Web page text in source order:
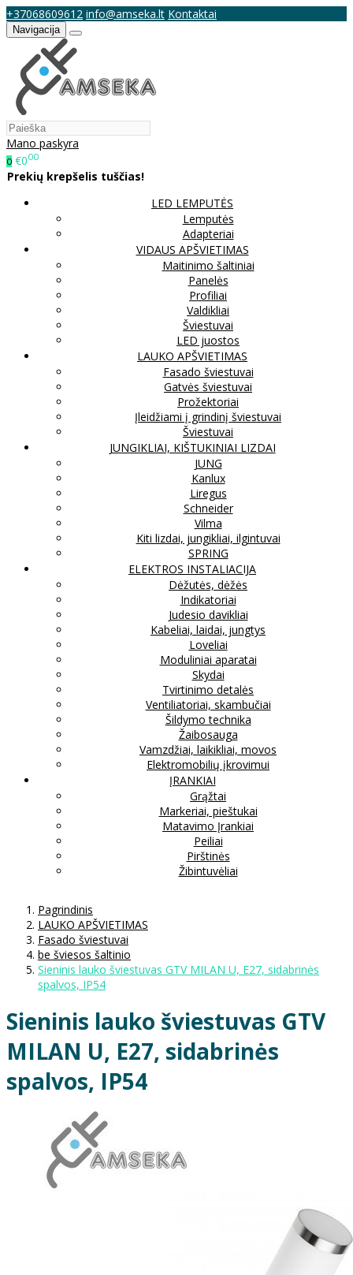
+37068609612 info@amseka.lt Kontaktai
Navigacija
Mano paskyra
0 €000
Prekių krepšelis tuščias!
LED LEMPUTĖS
Lemputės
Adapteriai
VIDAUS APŠVIETIMAS
Maitinimo šaltiniai
Panelės
Profiliai
Valdikliai
Šviestuvai
LED juostos
LAUKO APŠVIETIMAS
Fasado šviestuvai
Gatvės šviestuvai
Prožektoriai
Įleidžiami į grindinį šviestuvai
Šviestuvai
JUNGIKLIAI, KIŠTUKINIAI LIZDAI
JUNG
Kanlux
Liregus
Schneider
Vilma
Kiti lizdai, jungikliai, ilgintuvai
SPRING
ELEKTROS INSTALIACIJA
Dėžutės, dėžės
Indikatoriai
Judesio davikliai
Kabeliai, laidai, jungtys
Loveliai
Moduliniai aparatai
Skydai
Tvirtinimo detalės
Ventiliatoriai, skambučiai
Šildymo technika
Žaibosauga
Vamzdžiai, laikikliai, movos
Elektromobilių įkrovimui
ĮRANKIAI
Grąžtai
Markeriai, pieštukai
Matavimo Įrankiai
Peiliai
Pirštinės
Žibintuvėliai
Pagrindinis
LAUKO APŠVIETIMAS
Fasado šviestuvai
be šviesos šaltinio
Sieninis lauko šviestuvas GTV MILAN U, E27, sidabrinės
spalvos, IP54
Sieninis lauko šviestuvas GTV
MILAN U, E27, sidabrinės
spalvos, IP54